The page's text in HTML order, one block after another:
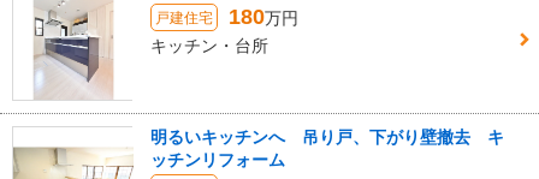
戸建住宅 180万円
キッチン・台所
明るいキッチンへ 吊り戸、下がり壁撤去 キ
ッチンリフォーム